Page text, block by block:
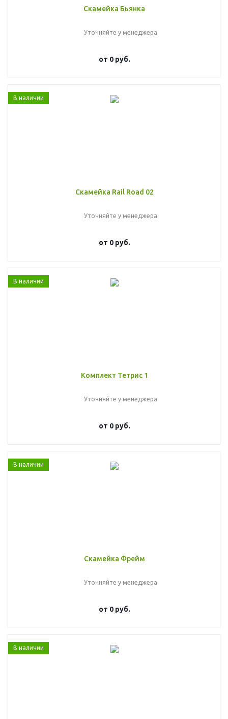
Скамейка Бьянка
Уточняйте у менеджера
от 0 руб.
В наличии
Скамейка Rail Road 02
Уточняйте у менеджера
от 0 руб.
В наличии
Комплект Тетрис 1
Уточняйте у менеджера
от 0 руб.
В наличии
Скамейка Фрейм
Уточняйте у менеджера
от 0 руб.
В наличии